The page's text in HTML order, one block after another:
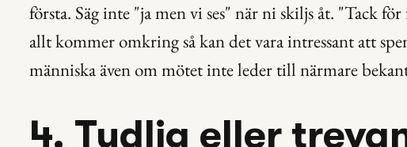
första. Säg inte "ja men vi ses" när ni skiljs åt. "Tack
allt kommer omkring så kan det vara intressant att
människa även om mötet inte leder till närmare
4. Tydlig eller